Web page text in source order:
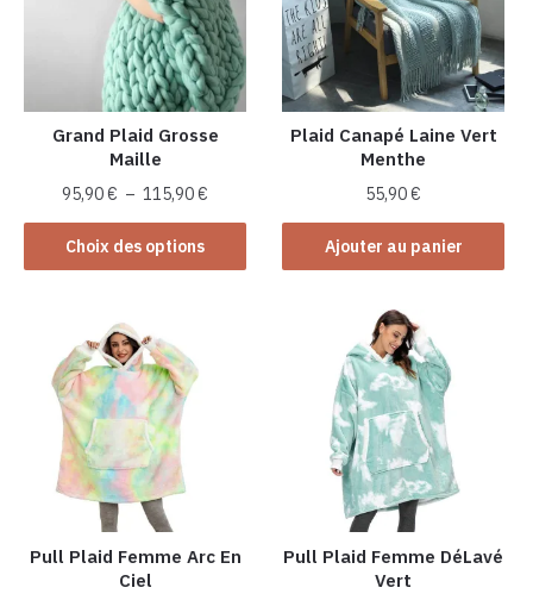
Grand Plaid Grosse
Maille
95,90€ – 115,90€
de
95,90 €
Choix des options
Ce
produit
variations.
Les
options
peuvent
être
choisies
sur
la
page
Plaid Canapé Laine Vert
Menthe
55,90€
Ajouter au panier
Pull Plaid Femme Arc En
Ciel
Pull Plaid Femme DéLavé
Vert